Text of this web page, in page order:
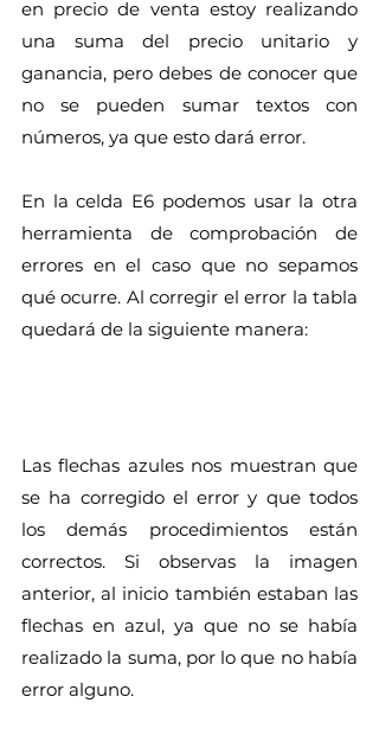
en precio de venta estoy realizando
una suma del precio unitario y
ganancia, pero debes de conocer que
no se pueden sumar textos con
números, ya que esto dará error.
En la celda E6 podemos usar la otra
herramienta de comprobación de
errores en el caso que no sepamos
qué ocurre. Al corregir el error la tabla
quedará de la siguiente manera:
Las flechas azules nos muestran que
se ha corregido el error y que todos
los demás procedimientos están
correctos. Si observas la imagen
anterior, al inicio también estaban las
flechas en azul, ya que no se había
realizado la suma, por lo que no había
error alguno.